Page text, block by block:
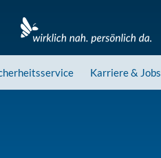
Karriere& Jobs